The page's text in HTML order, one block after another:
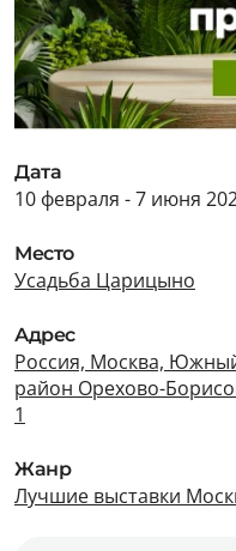
Дата
10 февраля - 7 июня
Место
Усадьба Царицыно
Адрес
Россия, Москва,
район Орехово-
1
Жанр
Лучшие выставки